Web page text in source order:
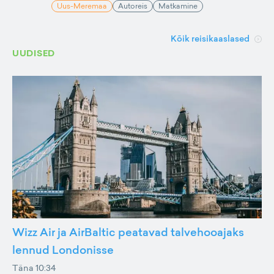
Uus-Meremaa Autoreis Matkamine
Kõik reisikaaslased
UUDISED
Wizz Air ja AirBaltic peatavad talvehooajaks
lennud Londonisse
Täna 10:34